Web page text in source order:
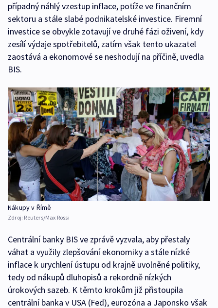
případný náhlý vzestup inflace, potíže ve finančním
sektoru a stále slabé podnikatelské investice. Firemní
investice se obvykle zotavují ve druhé fázi oživení, kdy
zesílí výdaje spotřebitelů, zatím však tento ukazatel
zaostává a ekonomové se neshodují na příčině, uvedla
BIS.
Nákupy v Římě
Zdroj: Reuters/Max Rossi
Centrální banky BIS ve zprávě vyzvala, aby přestaly
váhat a využily zlepšování ekonomiky a stále nízké
inflace k urychlení ústupu od krajně uvolněné politiky,
tedy od nákupů dluhopisů a rekordně nízkých
úrokových sazeb. K těmto krokům již přistoupila
centrální banka v USA (Fed), eurozóna a Japonsko však